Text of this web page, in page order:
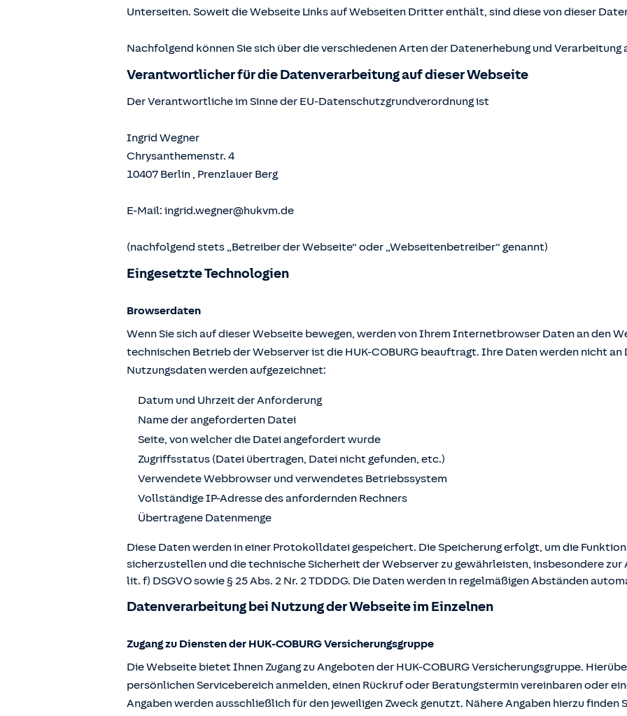
Unterseiten. Soweit die Webseite Links auf Webseiten Dritter enthält, sind diese von dieser
Nachfolgend können Sie sich über die verschiedenen Arten der Datenerhebung und
Verantwortlicher für die Datenverarbeitung auf dieser Webseite
Der Verantwortliche im Sinne der EU-Datenschutzgrundverordnung ist
Ingrid Wegner
Chrysanthemenstr. 4
10407 Berlin , Prenzlauer Berg
E-Mail: ingrid.wegner@hukvm.de
(nachfolgend stets „Betreiber der Webseite“ oder „Webseitenbetreiber“ genannt)
Eingesetzte Technologien
Browserdaten
Wenn Sie sich auf dieser Webseite bewegen, werden von Ihrem Internetbrowser Daten an den
technischen Betrieb der Webserver ist die HUK-COBURG beauftragt. Ihre Daten werden nicht
Nutzungsdaten werden aufgezeichnet:
Datum und Uhrzeit der Anforderung
Name der angeforderten Datei
Seite, von welcher die Datei angefordert wurde
Zugriffsstatus (Datei übertragen, Datei nicht gefunden, etc.)
Verwendete Webbrowser und verwendetes Betriebssystem
Vollständige IP-Adresse des anfordernden Rechners
Übertragene Datenmenge
Diese Daten werden in einer Protokolldatei gespeichert. Die Speicherung erfolgt, um die
sicherzustellen und die technische Sicherheit der Webserver zu gewährleisten, insbesondere zur
lit. f) DSGVO sowie § 25 Abs. 2 Nr. 2 TDDDG. Die Daten werden in regelmäßigen Abständen
Datenverarbeitung bei Nutzung der Webseite im Einzelnen
Zugang zu Diensten der HUK-COBURG Versicherungsgruppe
Die Webseite bietet Ihnen Zugang zu Angeboten der HUK-COBURG Versicherungsgruppe.
persönlichen Servicebereich anmelden, einen Rückruf oder Beratungstermin vereinbaren oder
Angaben werden ausschließlich für den jeweiligen Zweck genutzt. Nähere Angaben hierzu finden